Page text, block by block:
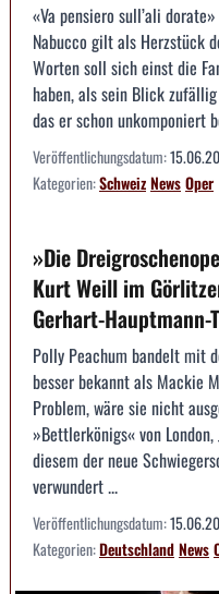
«Va pensiero sull’ali
Nabucco gilt als Herzstück
Worten soll sich einst die
haben, als sein Blick
das er schon unkomponiert
Veröffentlichungsdatum:
Kategorien:SchweizNewsOper
»Die
Kurt Weill im
Gerhart-
Polly Peachum bandelt mit
besser bekannt als Mackie
Problem, wäre sie nicht
»Bettlerkönigs« von
diesem der neue
verwundert ...
Veröffentlichungsdatum:
Kategorien:DeutschlandNews